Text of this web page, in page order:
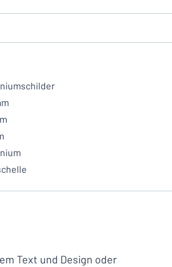
Text und Design oder